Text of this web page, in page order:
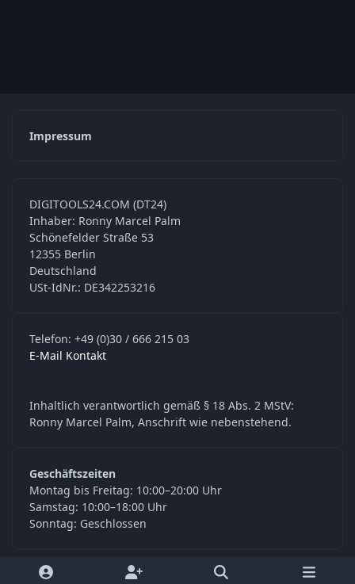
Impressum
DIGITOOLS24.COM (DT24)
Inhaber: Ronny Marcel Palm
Schönefelder Straße 53
12355 Berlin
Deutschland
USt-IdNr.: DE342253216
Telefon: +49 (0)30 / 666 215 03
E-Mail Kontakt
Inhaltlich verantwortlich gemäß § 18 Abs. 2 MStV:
Ronny Marcel Palm, Anschrift wie nebenstehend.
Geschäftszeiten
Montag bis Freitag: 10:00–20:00 Uhr
Samstag: 10:00–18:00 Uhr
Sonntag: Geschlossen